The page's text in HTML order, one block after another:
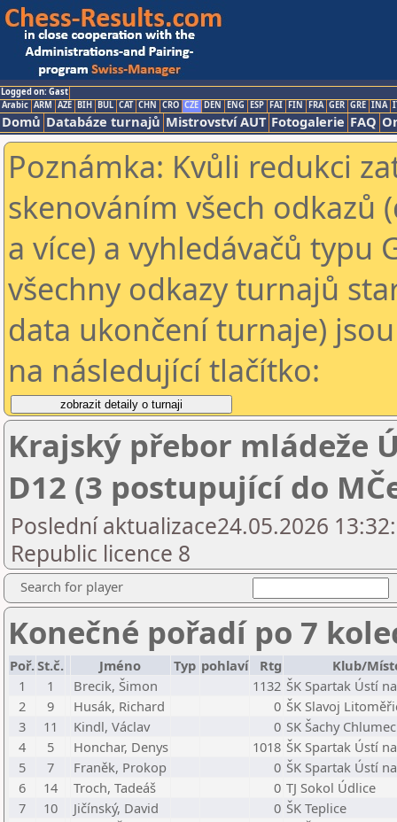
Logged on: Gast
Arabic ARM AZE BIH BUL CAT CHN CRO CZE DEN ENG ESP FAI FIN FRA GER GRE INA
Domů Databáze turnajů Mistrovství AUT Fotogalerie FAQ
Poznámka: Kvůli redukci
skenováním všech odkazů
a více) a vyhledávačů typu
všechny odkazy turnajů
data ukončení turnaje)
na následující tlačítko:
Krajský přebor mládeže
D12 (3 postupující do
Poslední aktualizace24.05.2026
Republic licence 8
Search for player
Konečné pořadí po 7
Poř.St.č. Jméno Typ pohlaví Rtg
Klub/
1
1 Brecik, Šimon 1132 ŠK Spartak Ústí
2
9 Husák, Richard 0 ŠK Slavoj
3
11 Kindl, Václav 0 SK Šachy Chlumec
4
5 Honchar, Denys 1018 ŠK Spartak Ústí
5
7 Franěk, Prokop 0 ŠK Spartak Ústí
6
14 Troch, Tadeáš 0 TJ Sokol Údlice
7
10 Jičínský, David 0 ŠK Teplice